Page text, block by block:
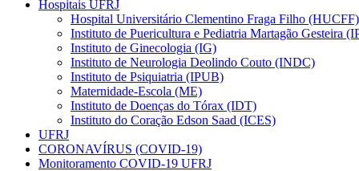
Hospitais UFRJ
Hospital Universitário Clementino Fraga Filho (HUCFF)
Instituto de Puericultura e Pediatria Martagão Gesteira
Instituto de Ginecologia (IG)
Instituto de Neurologia Deolindo Couto (INDC)
Instituto de Psiquiatria (IPUB)
Maternidade-Escola (ME)
Instituto de Doenças do Tórax (IDT)
Instituto do Coração Edson Saad (ICES)
UFRJ
CORONAVÍRUS (COVID-19)
Monitoramento COVID-19 UFRJ